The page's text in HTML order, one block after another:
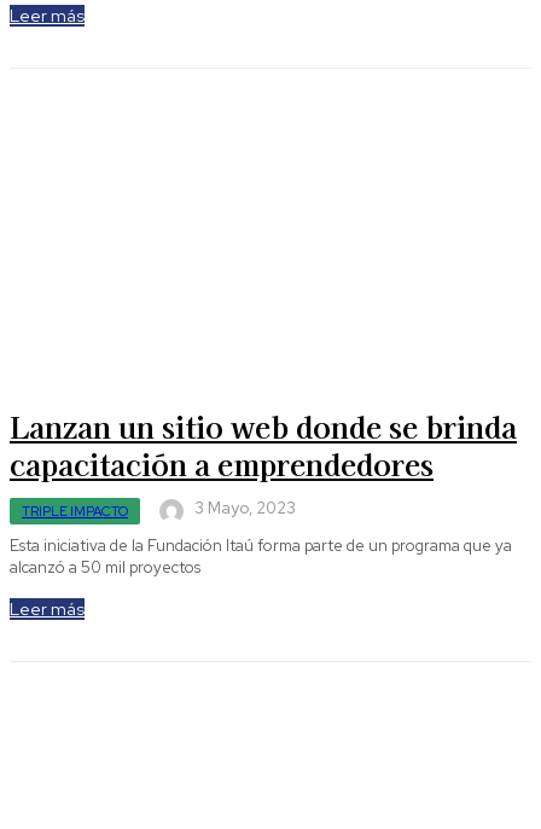
Leer más
Lanzan un sitio web donde se brinda
capacitación a emprendedores
TRIPLE IMPACTO
3 Mayo, 2023
Esta iniciativa de la Fundación Itaú forma parte de un programa que ya
alcanzó a 50 mil proyectos
Leer más